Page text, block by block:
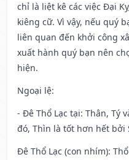
chỉ là liệt kê các việc Đại
kiêng cữ. Vì vậy, nếu quý
liên quan đến khởi công
xuất hành quý bạn nên
hiện.
Ngoại lệ:
- Đê Thổ Lạc tại: Thân, Tý
đó, Thìn là tốt hơn hết bởi
Đê Thổ Lạc (con nhím):